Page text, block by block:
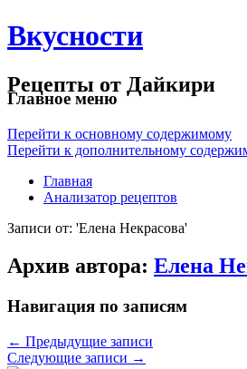
Вкусности
Рецепты от Дайкири
Главное меню
Перейти к основному содержимому
Перейти к дополнительному
Главная
Анализатор рецептов
Записи от: 'Елена Некрасова'
Архив автора: Елена
Навигация по записям
← Предыдущие записи
Следующие записи →